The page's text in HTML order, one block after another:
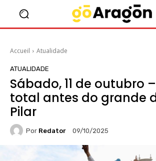
Accueil Atualidade
ATUALIDADE
Sábado, 11 de outubro
total antes do grande
Pilar
Por Redator 09/10/2025